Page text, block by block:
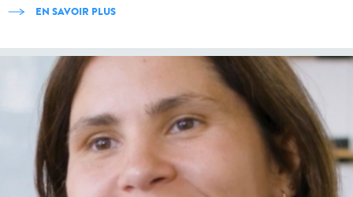
EN SAVOIR PLUS